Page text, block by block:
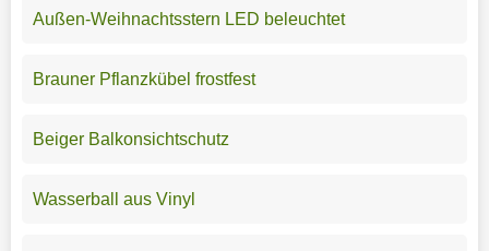
Außen-Weihnachtsstern LED beleuchtet
Brauner Pflanzkübel frostfest
Beiger Balkonsichtschutz
Wasserball aus Vinyl